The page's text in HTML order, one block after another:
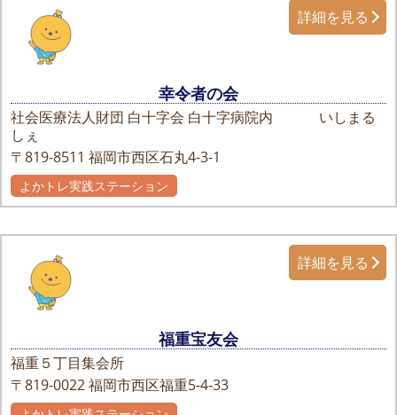
幸令者の会
社会医療法人財団 白十字会 白十字病院内 いしまる
しぇ
〒819-8511 福岡市西区石丸4-3-1
詳細を見る
よかトレ実践ステーション
福重宝友会
福重５丁目集会所
〒819-0022福岡市西区福重5-4-33
詳細を見る